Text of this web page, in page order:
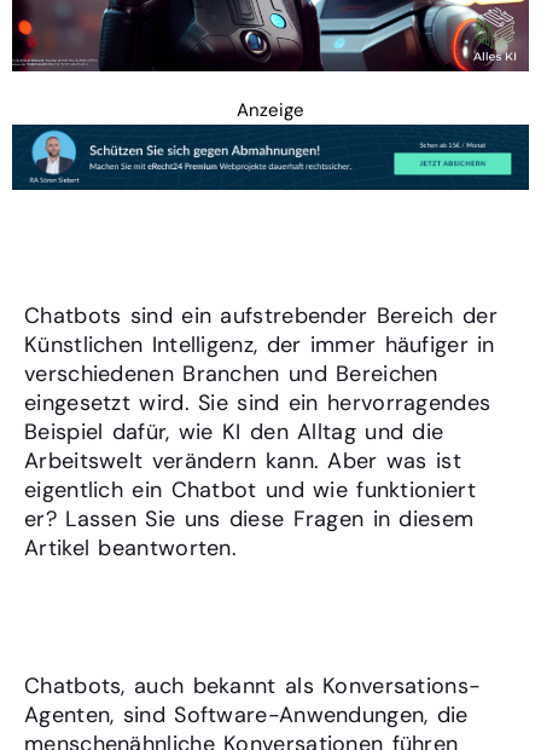
Anzeige
Chatbots sind ein aufstrebender Bereich der
Künstlichen Intelligenz, der immer häufiger in
verschiedenen Branchen und Bereichen
eingesetzt wird. Sie sind ein hervorragendes
Beispiel dafür, wie KI den Alltag und die
Arbeitswelt verändern kann. Aber was ist
eigentlich ein Chatbot und wie funktioniert
er? Lassen Sie uns diese Fragen in diesem
Artikel beantworten.
Chatbots, auch bekannt als Konversations-
Agenten, sind Software-Anwendungen, die
menschenähnliche Konversationen führen